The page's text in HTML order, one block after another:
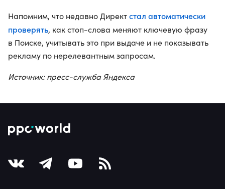
Напомним, что недавно Директстал автоматически
проверять, как стоп-слова меняют ключевую фразу
в Поиске, учитывать это при выдаче и не показывать
рекламу по нерелевантным запросам.
Источник: пресс-служба Яндекса